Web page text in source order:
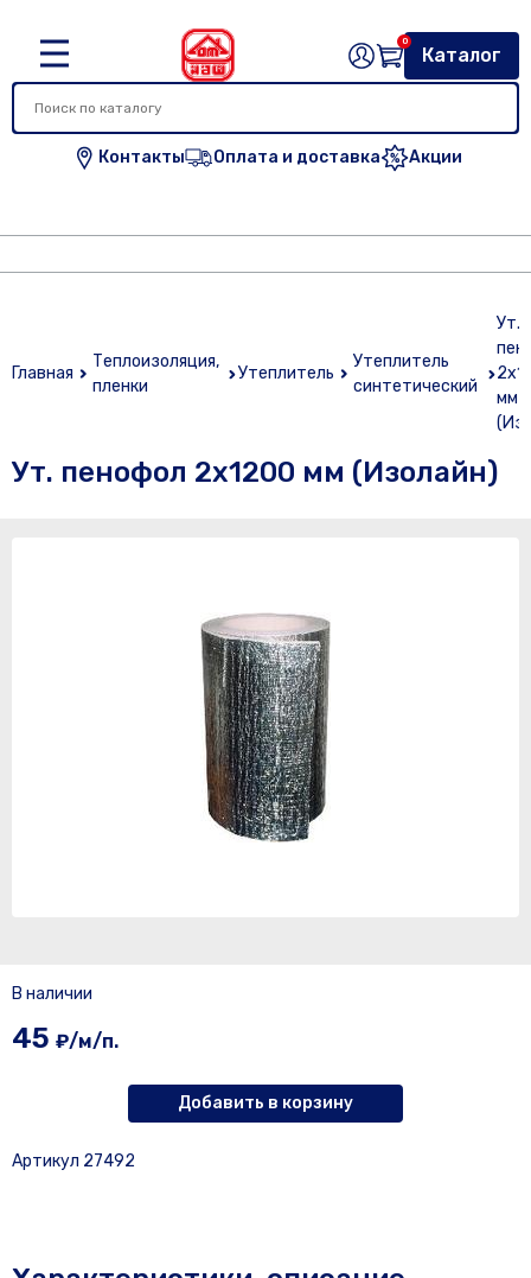
Контакты Оплата и доставка Акции
Каталог
0
Главная
Теплоизоляция,
пленки
Утеплитель
Утеплитель
синтетический
Ут.
мм
Ут. пенофол 2х1200 мм (Изолайн)
В наличии
45 ₽/м/п.
Добавить в корзину
Артикул 27492